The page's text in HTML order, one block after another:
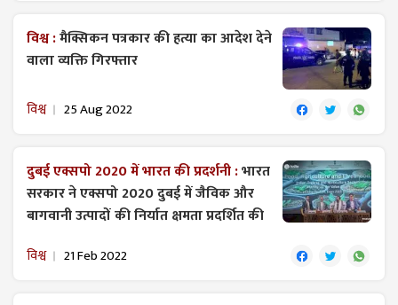
विश्व :मैक्सिकन पत्रकार की हत्या का आदेश देने
वाला व्यक्ति गिरफ्तार
विश्व 25 Aug 2022
दुबई एक्सपो 2020 में भारत की प्रदर्शनी :भारत
सरकार ने एक्सपो 2020 दुबई में जैविक और
बागवानी उत्पादों की निर्यात क्षमता प्रदर्शित की
विश्व 21 Feb 2022